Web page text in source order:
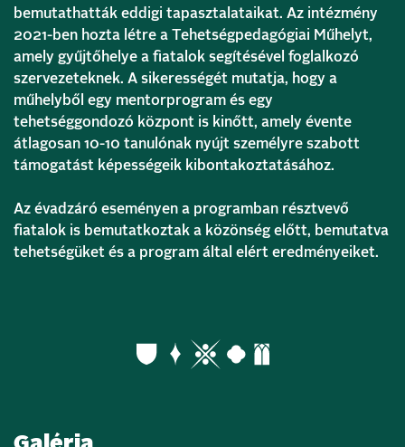
bemutathatták eddigi tapasztalataikat. Az intézmény
2021-ben hozta létre a Tehetségpedagógiai Műhelyt,
amely gyűjtőhelye a fiatalok segítésével foglalkozó
szervezeteknek. A sikerességét mutatja, hogy a
műhelyből egy mentorprogram és egy
tehetséggondozó központ is kinőtt, amely évente
átlagosan 10-10 tanulónak nyújt személyre szabott
támogatást képességeik kibontakoztatásához.
Az évadzáró eseményen a programban résztvevő
fiatalok is bemutatkoztak a közönség előtt, bemutatva
tehetségüket és a program által elért eredményeiket.